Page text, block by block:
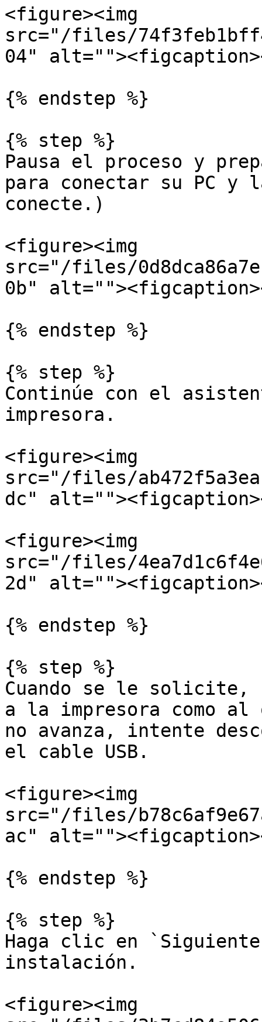
<figure><img
src="/files/
04"
{% endstep %}
{% step %}
Pausa el proceso y
para conectar su PC y
conecte.)
<figure><img
src="/files/
0b"
{% endstep %}
{% step %}
Continúe con el
impresora.
<figure><img
src="/files/
dc"
<figure><img
src="/files/
2d"
{% endstep %}
{% step %}
Cuando se le solicite,
a la impresora como
no avanza, intente
el cable USB.
<figure><img
src="/files/
ac"
{% endstep %}
{% step %}
Haga clic en
instalación.
<figure><img